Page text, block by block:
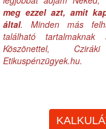
meg ezzel azt, amit
által. Minden más
található
Köszönettel,
Etikuspénzügyek.hu.